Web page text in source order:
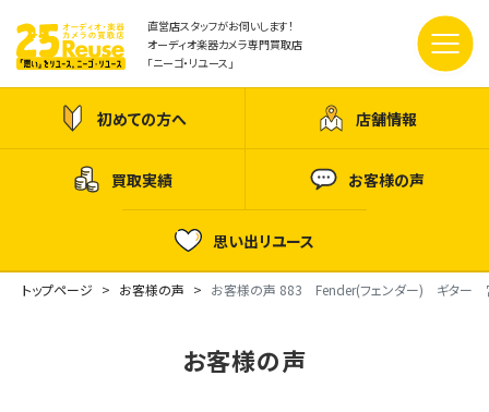
直営店スタッフがお伺いします！
オーディオ楽器カメラ専門買取店
「ニーゴ・リユース」
初めての方へ 店舗情報
買取実績 お客様の声
思い出リユース
トップページ お客様の声 お客様の声 883 Fender(フェンダー) ギター
お客様の声